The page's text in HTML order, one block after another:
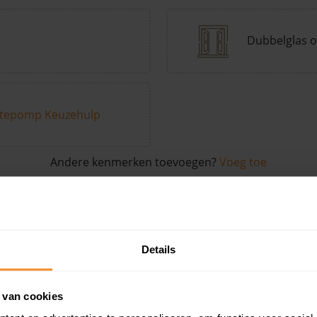
Details
cookies
Dubbelglas
Keuzehulp
Andere kenmerken toevoegen? Voeg toe
de buurt